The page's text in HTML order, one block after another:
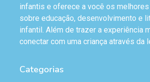
infantis e oferece a você os
sobre educação, desenvolvimento e
infantil. Além de trazer a experiência
conectar com uma criança através da
Categorias